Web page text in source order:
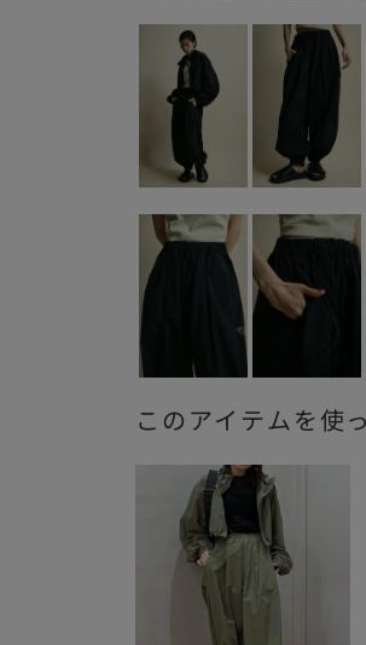
このアイテムを使